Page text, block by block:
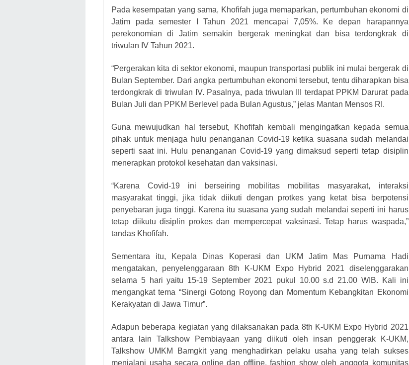
Pada kesempatan yang sama, Khofifah juga memaparkan, pertumbuhan ekonomi di
Jatim pada semester I Tahun 2021 mencapai 7,05%. Ke depan harapannya
perekonomian di Jatim semakin bergerak meningkat dan bisa terdongkrak di
triwulan IV Tahun 2021.
“Pergerakan kita di sektor ekonomi, maupun transportasi publik ini mulai bergerak di
Bulan September. Dari angka pertumbuhan ekonomi tersebut, tentu diharapkan bisa
terdongkrak di triwulan IV. Pasalnya, pada triwulan III terdapat PPKM Darurat pada
Bulan Juli dan PPKM Berlevel pada Bulan Agustus,” jelas Mantan Mensos RI.
Guna mewujudkan hal tersebut, Khofifah kembali mengingatkan kepada semua
pihak untuk menjaga hulu penanganan Covid-19 ketika suasana sudah melandai
seperti saat ini. Hulu penanganan Covid-19 yang dimaksud seperti tetap disiplin
menerapkan protokol kesehatan dan vaksinasi.
“Karena Covid-19 ini berseiring mobilitas mobilitas masyarakat, interaksi
masyarakat tinggi, jika tidak diikuti dengan protkes yang ketat bisa berpotensi
penyebaran juga tinggi. Karena itu suasana yang sudah melandai seperti ini harus
tetap diikutu disiplin prokes dan mempercepat vaksinasi. Tetap harus waspada,”
tandas Khofifah.
Sementara itu, Kepala Dinas Koperasi dan UKM Jatim Mas Purnama Hadi
mengatakan, penyelenggaraan 8th K-UKM Expo Hybrid 2021 diselenggarakan
selama 5 hari yaitu 15-19 September 2021 pukul 10.00 s.d 21.00 WIB. Kali ini
mengangkat tema “Sinergi Gotong Royong dan Momentum Kebangkitan Ekonomi
Kerakyatan di Jawa Timur”.
Adapun beberapa kegiatan yang dilaksanakan pada 8th K-UKM Expo Hybrid 2021
antara lain Talkshow Pembiayaan yang diikuti oleh insan penggerak K-UKM,
Talkshow UMKM Bamgkit yang menghadirkan pelaku usaha yang telah sukses
menjalani usaha secara online dan offline, fashion show oleh anggota komunitas